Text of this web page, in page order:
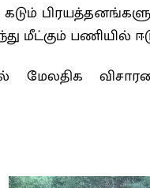
மீட்கும் பணியில்
மேலதிக